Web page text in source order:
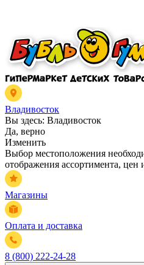
Владивосток
Вы здесь: Владивосток
Да, верно
Изменить
Выбор местоположения
отображения ассортимента, цен
Магазины
Оплата и доставка
8 (800) 222-24-28